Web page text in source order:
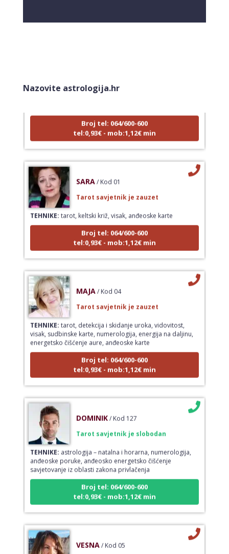
Nazovite astrologija.hr
Broj tel: 064/600-600
tel:0,93€ - mob:1,12€ min
TEHNIKE:tarot, keltski križ, visak, anđeoske karte
Broj tel: 064/600-600
tel:0,93€ - mob:1,12€ min
TEHNIKE:tarot, detekcija i skidanje uroka, vidovitost,
visak, sudbinske karte, numerologija, energija na daljinu,
energetsko čišćenje aure, anđeoske karte
Broj tel: 064/600-600
tel:0,93€ - mob:1,12€ min
TEHNIKE:astrologija – natalna i horarna, numerologija,
anđeoske poruke, anđeosko energetsko čišćenje
savjetovanje iz oblasti zakona privlačenja
Broj tel: 064/600-600
tel:0,93€ - mob:1,12€ min